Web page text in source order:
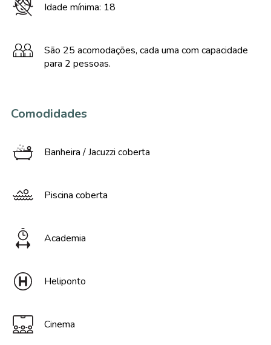
Idade mínima: 18
São 25 acomodações, cada uma com capacidade
para 2 pessoas.
Comodidades
Banheira / Jacuzzi coberta
Piscina coberta
Academia
Heliponto
Cinema